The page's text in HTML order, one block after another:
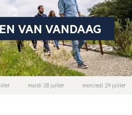
VAN VANDAAG
mardi 28 juillet mercredi 29 juillet